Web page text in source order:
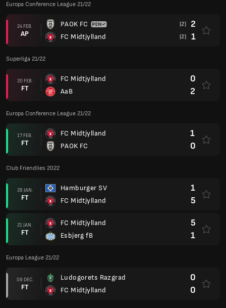
Europa Conference League 21/22
24 FEB.
AP
PAOK FC
FC Midtjylland
(2) 2
(2) 1
Superliga 21/22
20 FEB.
FT
FC Midtjylland
AaB
0
2
Europa Conference League 21/22
17 FEB.
FT
FC Midtjylland
PAOK FC
1
0
Club Friendlies 2022
28 JAN.
FT
Hamburger SV
FC Midtjylland
1
5
21 JAN.
FT
FC Midtjylland
Esbjerg fB
5
1
Europa League 21/22
09 DEC.
FT
Ludogorets Razgrad
FC Midtjylland
0
0